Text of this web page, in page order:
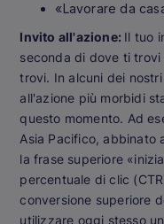
«Lavorare da
Invito all'azione: Il tuo
seconda di dove ti
trovi. In alcuni dei
all'azione più morbidi
questo momento. Ad
Asia Pacifico, abbinato
la frase superiore
percentuale di clic
conversione superiore
utilizzare oggi stesso